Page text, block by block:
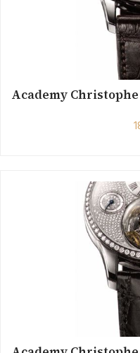
Academy Christophe